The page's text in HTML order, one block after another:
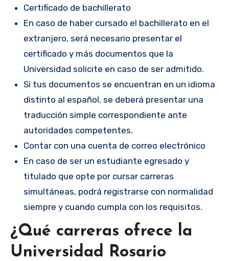
Certificado de bachillerato
En caso de haber cursado el bachillerato en el
extranjero, será necesario presentar el
certificado y más documentos que la
Universidad solicite en caso de ser admitido.
Si tus documentos se encuentran en un idioma
distinto al español, se deberá presentar una
traducción simple correspondiente ante
autoridades competentes.
Contar con una cuenta de correo electrónico
En caso de ser un estudiante egresado y
titulado que opte por cursar carreras
simultáneas, podrá registrarse con normalidad
siempre y cuando cumpla con los requisitos.
¿Qué carreras ofrece la
Universidad Rosario